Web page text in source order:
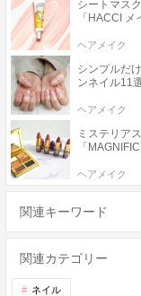
シートマス
「HACCI
ヘアメイク
シンプルだ
ンネイル11
ヘアメイク
ミステリア
「
ヘアメイク
関連キーワード
関連カテゴリー
ネイル